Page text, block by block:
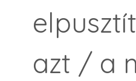
azt / a